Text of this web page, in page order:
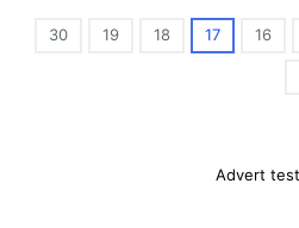
16
17
18
19
30